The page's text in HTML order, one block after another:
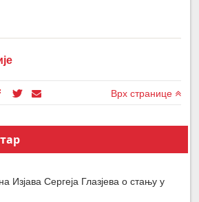
Врх странице
Изјава Сергеја Глазјева о стању у